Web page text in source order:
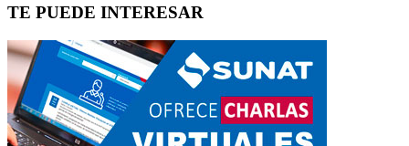
TE PUEDE INTERESAR